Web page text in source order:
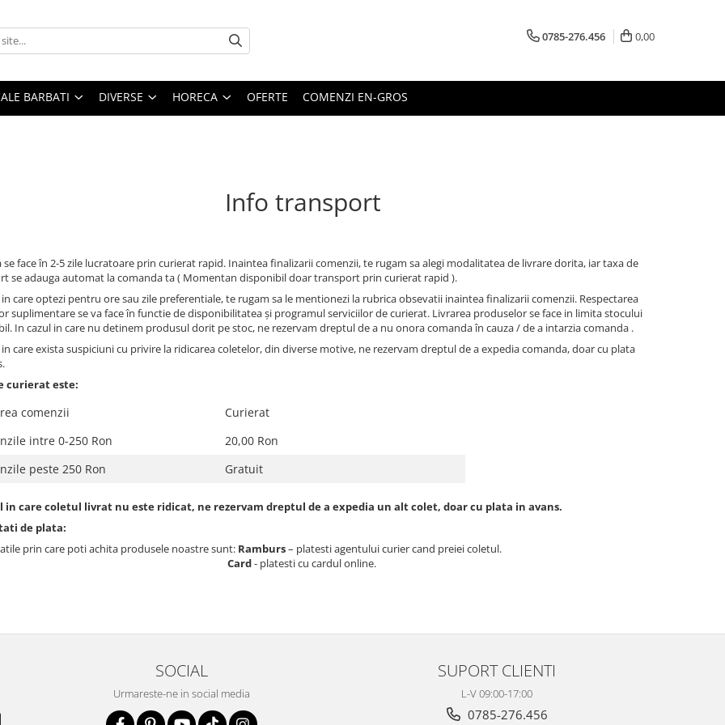
0785-276.456 0,00
BARBATI DIVERSE HORECA OFERTE COMENZI EN-GROS
Info transport
se face în 2-5 zile lucratoare prin curierat rapid. Inaintea finalizarii comenzii, te rugam sa alegi modalitatea de livrare dorita, iar taxa de
se adauga automat la comanda ta ( Momentan disponibil doar transport prin curierat rapid ).
in care optezi pentru ore sau zile preferentiale, te rugam sa le mentionezi la rubrica obsevatii inaintea finalizarii comenzii. Respectarea
suplimentare se va face în functie de disponibilitatea şi programul serviciilor de curierat. Livrarea produselor se face in limita stocului
In cazul in care nu detinem produsul dorit pe stoc, ne rezervam dreptul de a nu onora comanda în cauza / de a intarzia comanda .
in care exista suspiciuni cu privire la ridicarea coletelor, din diverse motive, ne rezervam dreptul de a expedia comanda, doar cu plata
curierat este:
comenzii
Curierat
intre 0-250 Ron
20,00 Ron
peste 250 Ron
Gratuit
in care coletul livrat nu este ridicat, ne rezervam dreptul de a expedia un alt colet, doar cu plata in avans.
de plata:
prin care poti achita produsele noastre sunt: Ramburs– platesti agentului curier cand preiei coletul.
Card- platesti cu cardul online.
SOCIAL
Urmareste-ne in social media
SUPORT CLIENTI
L-V 09:00-17:00
0785-276.456